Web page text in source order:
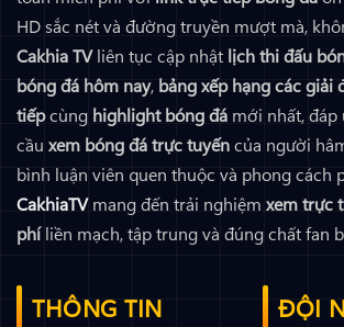
HD sắc nét và đường truyền mượt mà,
Cakhia TVliên tục cập nhật lịch thi đấu
bóng đá hôm nay, bảng xếp hạng các giải
tiếpcùng highlight bóng đá mới nhất,
cầu xem bóng đá trực tuyếncủa người
bình luận viên quen thuộc và phong cách
CakhiaTV mang đến trải nghiệm xem trực
phíliền mạch, tập trung và đúng chất fan
THÔNG TIN
ĐỘI